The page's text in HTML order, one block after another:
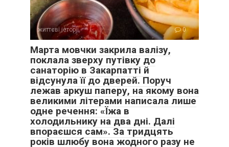
життєві історії 0
Марта мовчки закрила валізу,
поклала зверху путівку до
санаторію в Закарпатті й
відсунула її до дверей. Поруч
лежав аркуш паперу, на якому вона
великими літерами написала лише
одне речення: «Їжа в
холодильнику на два дні. Далі
впораєшся сам». За тридцять
років шлюбу вона жодного разу не